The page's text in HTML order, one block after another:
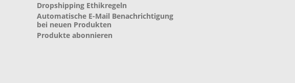
Dropshipping Ethikregeln
Automatische E-Mail Benachrichtigung
bei neuen Produkten
Produkte abonnieren